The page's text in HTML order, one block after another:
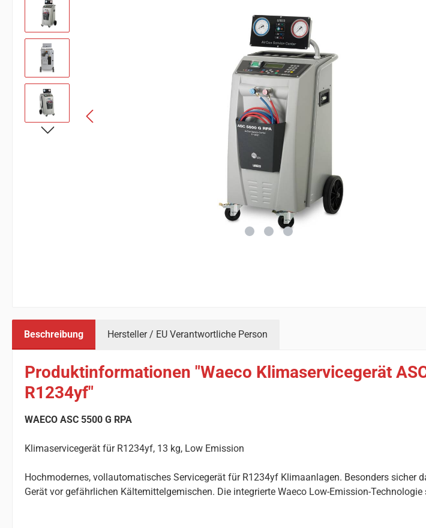
Beschreibung Hersteller / EU Verantwortliche Person
Produktinformationen "Waeco Klimaservicegerät
R1234yf"
WAECO ASC 5500 G RPA
Klimaservicegerät für R1234yf, 13 kg, Low Emission
Hochmodernes, vollautomatisches Servicegerät für R1234yf Klimaanlagen. Besonders sicher
Gerät vor gefährlichen Kältemittelgemischen. Die integrierte Waeco Low-Emission-